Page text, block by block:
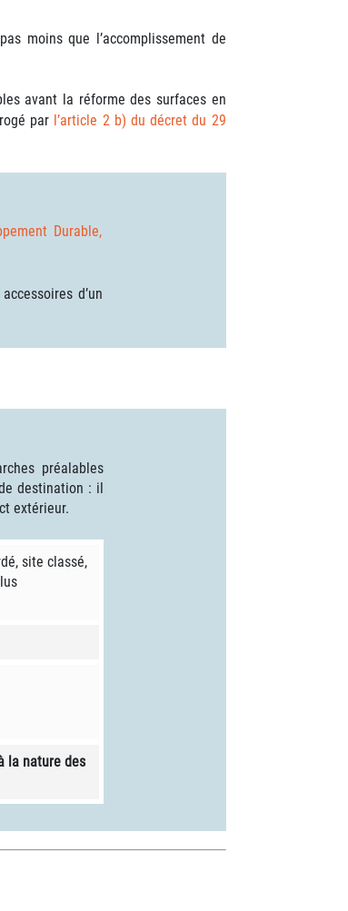
moins que l’accomplissement de
avant la réforme des surfaces en
par l’article 2 b) du décret du 29
Durable,
d’un
préalables
destination : il
extérieur.
site classé,
la nature des